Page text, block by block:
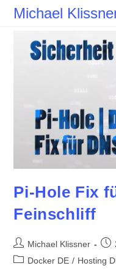
ZumMichael
Pi-Hole Fix
Feinschliff
Beitrags-
Autor:
Michael Klissner
Beitrags-
Docker DE / Hosting